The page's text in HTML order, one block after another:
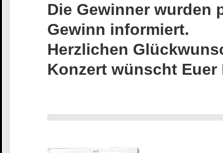
Die Gewinner wurden
Gewinn informiert.
Herzlichen
Konzert wünscht Euer